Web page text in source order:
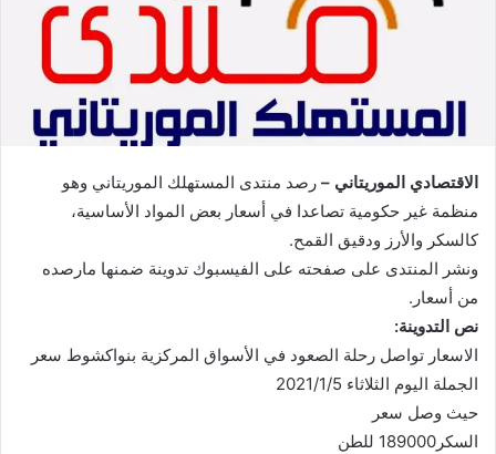
الاقتصادي الموريتاني – رصد منتدى المستهلك الموريتاني وهو
منظمة غير حكومية تصاعدا في أسعار بعض المواد الأساسية،
كالسكر والأرز ودقيق القمح.
ونشر المنتدى على صفحته على الفيسبوك تدوينة ضمنها مارصده
من أسعار.
نص التدوينة:
الاسعار تواصل رحلة الصعود في الأسواق المركزية بنواكشوط سعر
الجملة اليوم الثلاثاء 2021/1/5
حيث وصل سعر
السكر189000 للطن